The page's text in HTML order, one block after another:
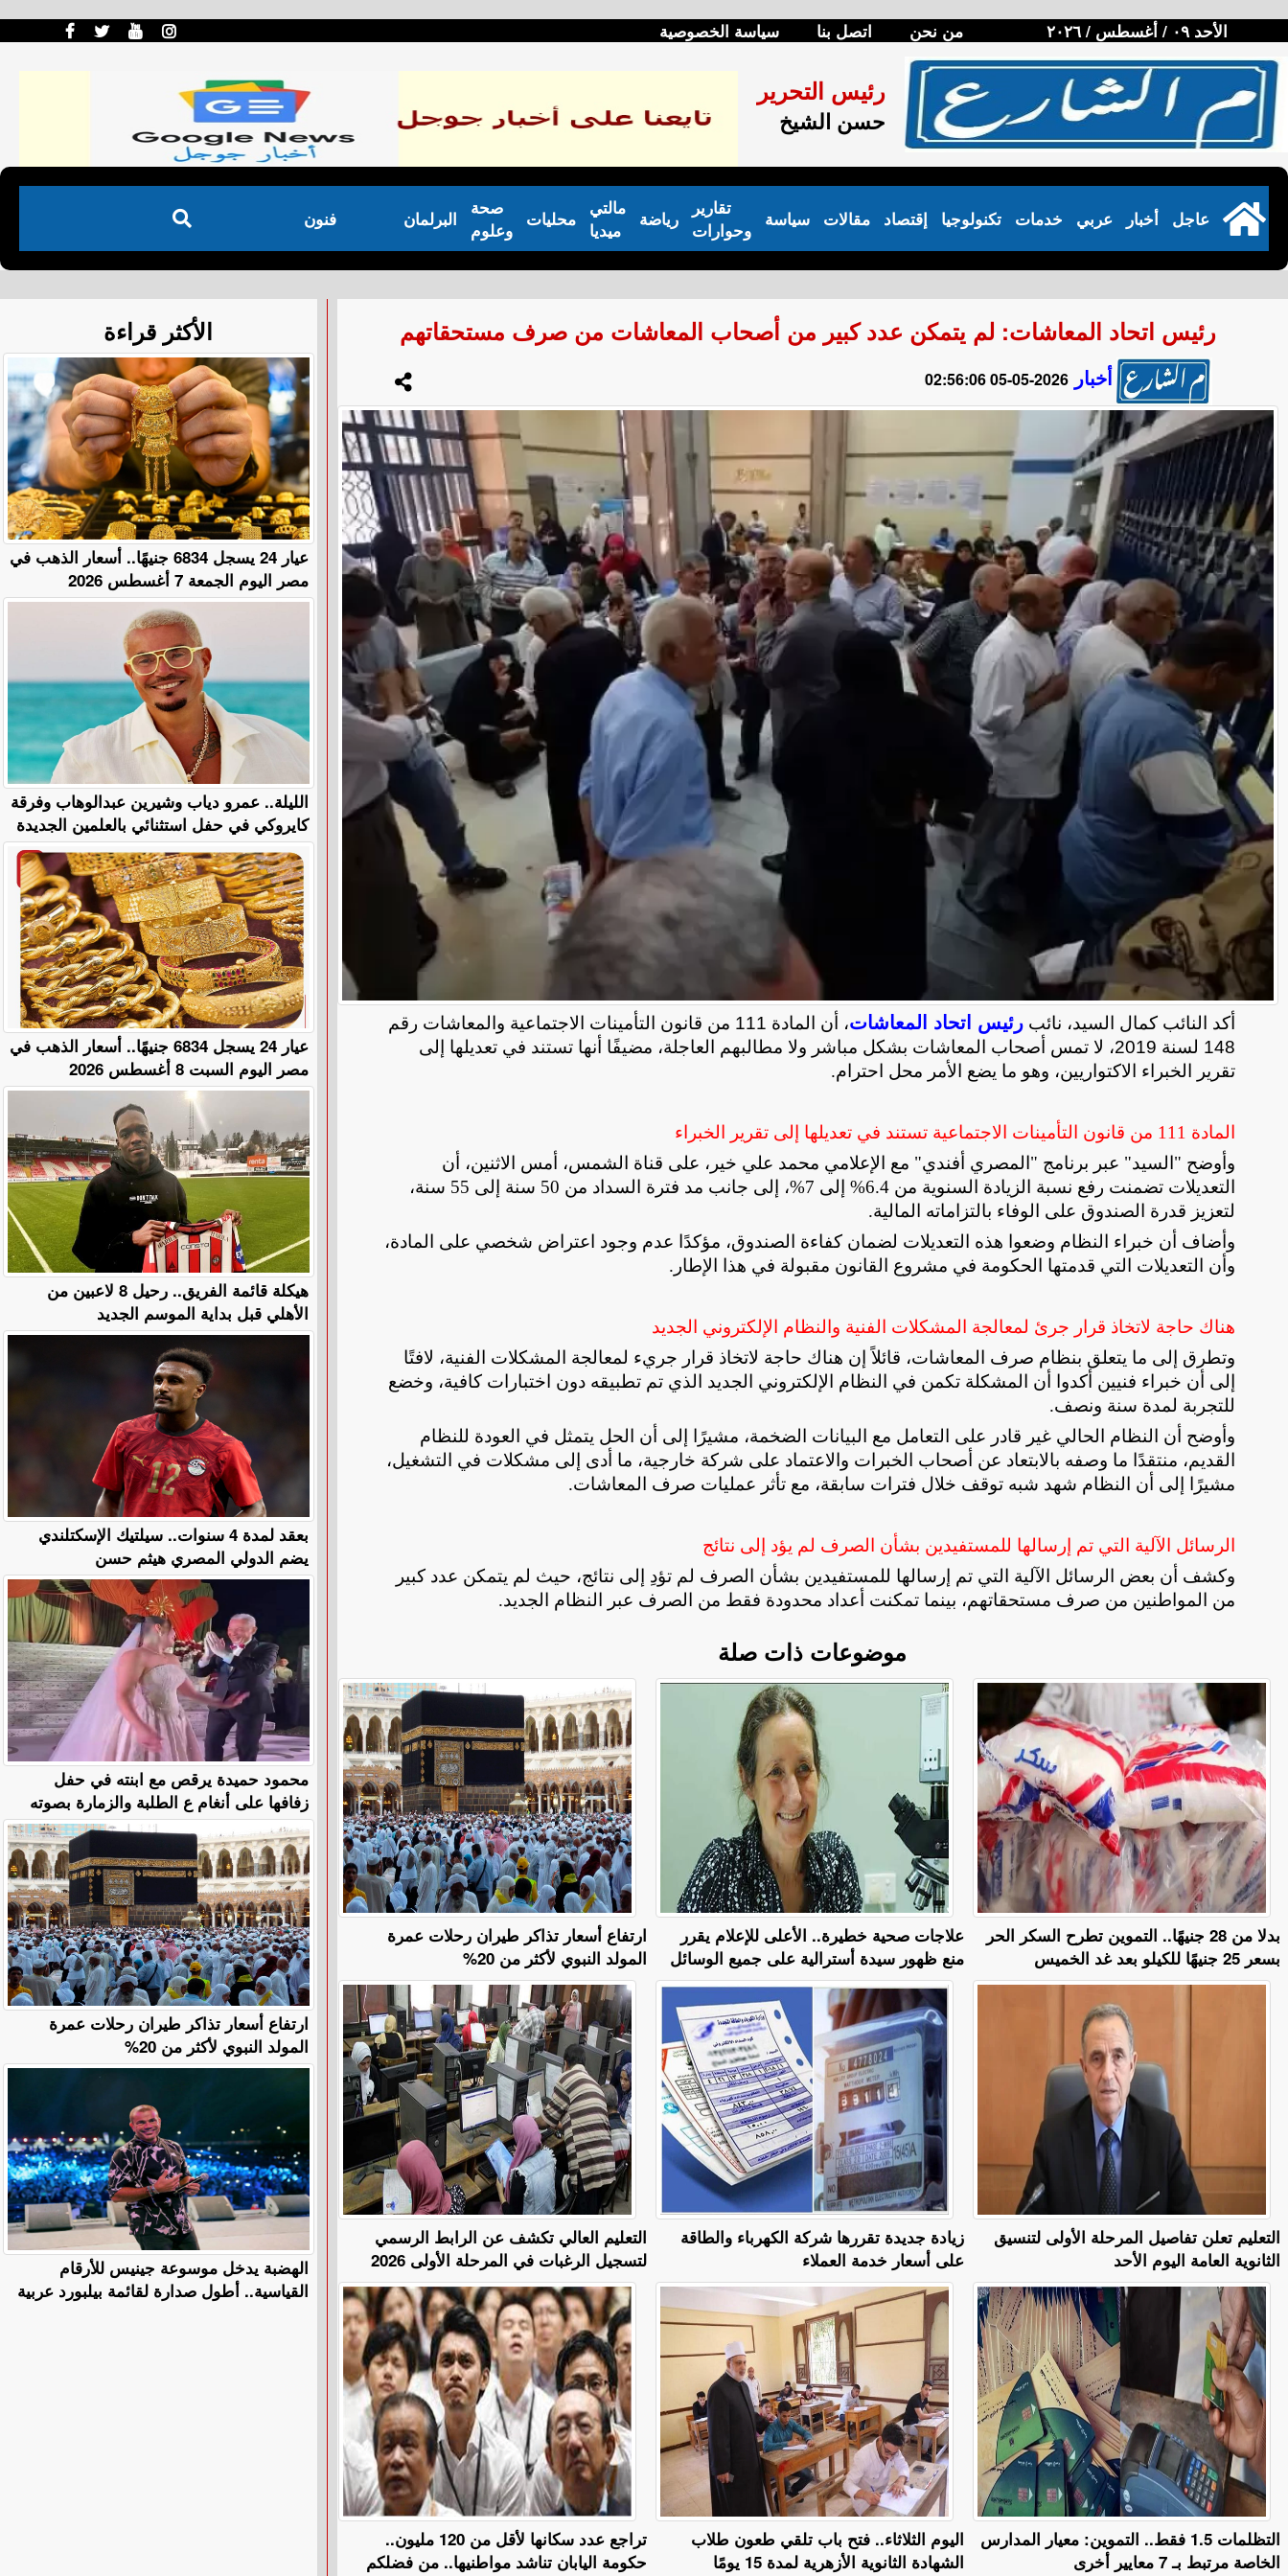
الأحد ٠٩ / أغسطس / ٢٠٢٦ من نحن اتصل بنا سياسة الخصوصية
رئيس التحرير
حسن الشيخ
فنون البرلمان
صحة
وعلوم
محليات
مالتي
ميديا
رياضة
تقارير
وحوارات
سياسة مقالات إقتصاد تكنولوجيا خدمات عربي أخبار عاجل
رئيس اتحاد المعاشات: لم يتمكن عدد كبير من أصحاب المعاشات من صرف مستحقاتهم
أخبار 2026-05-05 02:56:06
أكد النائب كمال السيد، نائب رئيس اتحاد المعاشات
، أن المادة 111 من قانون التأمينات الاجتماعية والمعاشات رقم
148 لسنة 2019، لا تمس أصحاب المعاشات بشكل مباشر ولا مطالبهم العاجلة، مضيفًا أنها تستند في تعديلها إلى
تقرير الخبراء الاكتواريين، وهو ما يضع الأمر محل احترام.
المادة 111 من قانون التأمينات الاجتماعية تستند في تعديلها إلى تقرير الخبراء
وأوضح "السيد" عبر برنامج "المصري أفندي" مع الإعلامي محمد علي خير، على قناة الشمس، أمس الاثنين، أن
التعديلات تضمنت رفع نسبة الزيادة السنوية من 6.4% إلى 7%، إلى جانب مد فترة السداد من 50 سنة إلى 55 سنة،
لتعزيز قدرة الصندوق على الوفاء بالتزاماته المالية.
وأضاف أن خبراء النظام وضعوا هذه التعديلات لضمان كفاءة الصندوق، مؤكدًا عدم وجود اعتراض شخصي على المادة،
وأن التعديلات التي قدمتها الحكومة في مشروع القانون مقبولة في هذا الإطار .
هناك حاجة لاتخاذ قرار جرئ لمعالجة المشكلات الفنية والنظام الإلكتروني الجديد
وتطرق إلى ما يتعلق بنظام صرف المعاشات، قائلاً إن هناك حاجة لاتخاذ قرار جريء لمعالجة المشكلات الفنية، لافتًا
إلى أن خبراء فنيين أكدوا أن المشكلة تكمن في النظام الإلكتروني الجديد الذي تم تطبيقه دون اختبارات كافية، وخضع
للتجربة لمدة سنة ونصف.
وأوضح أن النظام الحالي غير قادر على التعامل مع البيانات الضخمة، مشيرًا إلى أن الحل يتمثل في العودة للنظام
القديم، منتقدًا ما وصفه بالابتعاد عن أصحاب الخبرات والاعتماد على شركة خارجية، ما أدى إلى مشكلات في التشغيل،
مشيرًا إلى أن النظام شهد شبه توقف خلال فترات سابقة، مع تأثر عمليات صرف المعاشات.
الرسائل الآلية التي تم إرسالها للمستفيدين بشأن الصرف لم يؤد إلى نتائج
وكشف أن بعض الرسائل الآلية التي تم إرسالها للمستفيدين بشأن الصرف لم تؤدِ إلى نتائج، حيث لم يتمكن عدد كبير
من المواطنين من صرف مستحقاتهم، بينما تمكنت أعداد محدودة فقط من الصرف عبر النظام الجديد.
موضوعات ذات صلة
ارتفاع أسعار تذاكر طيران رحلات عمرة
المولد النبوي لأكثر من 20%
علاجات صحية خطيرة.. الأعلى للإعلام يقرر
منع ظهور سيدة أسترالية على جميع الوسائل
بدلا من 28 جنيهًا.. التموين تطرح السكر الحر
بسعر 25 جنيهًا للكيلو بعد غد الخميس
التعليم العالي تكشف عن الرابط الرسمي
لتسجيل الرغبات في المرحلة الأولى 2026
زيادة جديدة تقررها شركة الكهرباء والطاقة
على أسعار خدمة العملاء
التعليم تعلن تفاصيل المرحلة الأولى لتنسيق
الثانوية العامة اليوم الأحد
تراجع عدد سكانها لأقل من 120 مليون..
حكومة اليابان تناشد مواطنيها.. من فضلكم
اليوم الثلاثاء.. فتح باب تلقي طعون طلاب
الشهادة الثانوية الأزهرية لمدة 15 يومًا
التظلمات 1.5 فقط.. التموين: معيار المدارس
الخاصة مرتبط بـ 7 معايير أخرى
الأكثر قراءة
عيار 24 يسجل 6834 جنيهًا.. أسعار الذهب في
مصر اليوم الجمعة 7 أغسطس 2026
الليلة.. عمرو دياب وشيرين عبدالوهاب وفرقة
كايروكي في حفل استثنائي بالعلمين الجديدة
عيار 24 يسجل 6834 جنيهًا.. أسعار الذهب في
مصر اليوم السبت 8 أغسطس 2026
هيكلة قائمة الفريق.. رحيل 8 لاعبين من
الأهلي قبل بداية الموسم الجديد
بعقد لمدة 4 سنوات.. سيلتيك الإسكتلندي
يضم الدولي المصري هيثم حسن
محمود حميدة يرقص مع ابنته في حفل
زفافها على أنغام ع الطلبة والزمارة بصوته
ارتفاع أسعار تذاكر طيران رحلات عمرة
المولد النبوي لأكثر من 20%
الهضبة يدخل موسوعة جينيس للأرقام
القياسية.. أطول صدارة لقائمة بيلبورد عربية